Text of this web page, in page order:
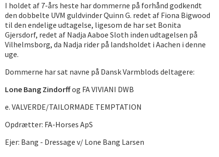
I holdet af 7-års heste har dommerne på forhånd godkendt
den dobbelte UVM guldvinder Quinn G. redet af Fiona Bigwood
til den endelige udtagelse, ligesom de har set Bonita
Gjersdorf, redet af Nadja Aaboe Sloth inden udtagelsen på
Vilhelmsborg, da Nadja rider på landsholdet i Aachen i denne
uge.
Dommerne har sat navne på Dansk Varmblods deltagere:
Lone Bang Zindorffog FA VIVIANI DWB
e. VALVERDE/TAILORMADE TEMPTATION
Opdrætter: FA-Horses ApS
Ejer: Bang - Dressage v/ Lone Bang Larsen